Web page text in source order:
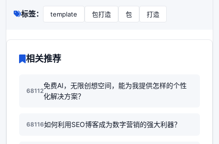
标签： template 包打造 包 打造
相关推荐
68112
免费AI，无限创想空间，能为我提供怎样的个性
化解决方案？
68116如何利用SEO博客成为数字营销的强大利器？